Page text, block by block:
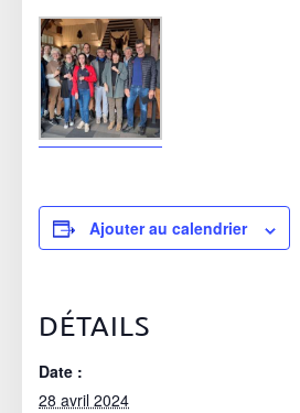
Ajouter au calendrier
DÉTAILS
Date :
28 avril 2024